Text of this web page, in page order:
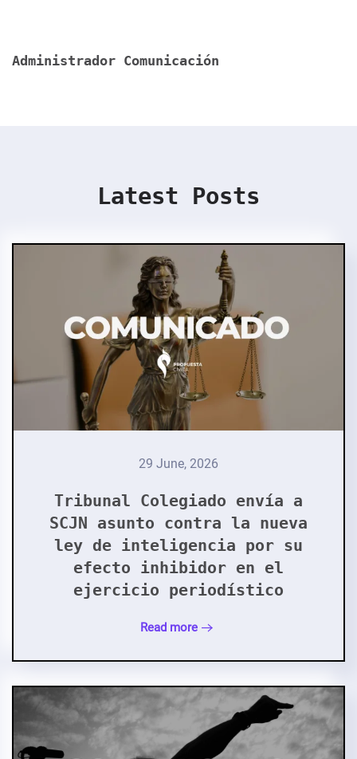
Administrador Comunicación
Latest Posts
29 June, 2026
Tribunal Colegiado envía a
SCJN asunto contra la nueva
ley de inteligencia por su
efecto inhibidor en el
ejercicio periodístico
Read more